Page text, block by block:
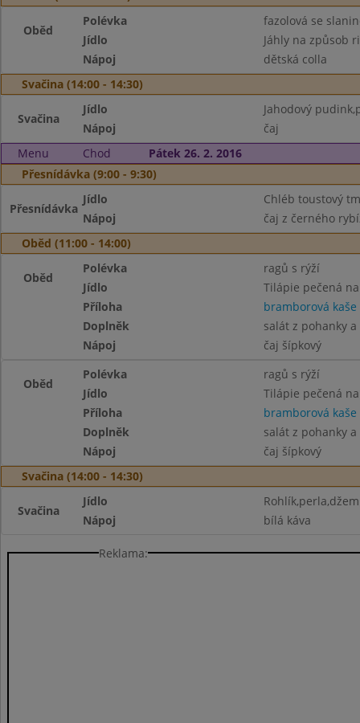
Oběd
Polévka
fazolová se
Jídlo
Jáhly na způsob
Nápoj
dětská colla
Svačina (14:00 - 14:30)
Svačina
Jídlo
Jahodový
Nápoj
čaj
Menu
Chod
Pátek 26. 2. 2016
Přesnídávka (9:00 - 9:30)
Přesnídávka
Jídlo
Chléb toustový
Nápoj
čaj z černého
Oběd (11:00 - 14:00)
Oběd
Polévka
ragů s rýží
Jídlo
Tilápie pečená
Příloha
bramborová kaše
Doplněk
salát z pohanky
Nápoj
čaj šípkový
Oběd
Polévka
ragů s rýží
Jídlo
Tilápie pečená
Příloha
bramborová kaše
Doplněk
salát z pohanky
Nápoj
čaj šípkový
Svačina (14:00 - 14:30)
Svačina
Jídlo
Nápoj
bílá káva
Reklama: